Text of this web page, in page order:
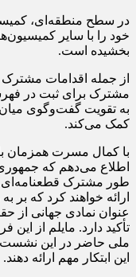
در سطح منطقه‌ای،
خود را با سایر
بخشیده است.
از جمله اقدامات
مشترک برای ثبت در
به تقویت گفت‌وگوی
کمک می‌کند.
با کمال مسرت همزمان
اطلاع می‌دهم که
طور مشترک قطعنامه‌ای
ارائه خواهند کرد که
عنوان نمادی جهانی از
تأکید دارد. مایلم از
ملی حاضر در این نشست
این ابتکار مهم ارائه دهند.